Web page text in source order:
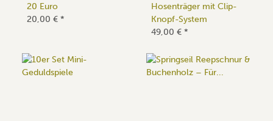
20 Euro
20,00 € *
Hosenträger mit Clip-
Knopf-System
49,00 € *